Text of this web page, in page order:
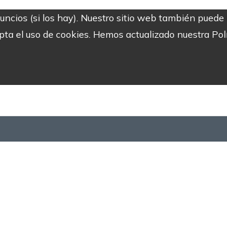
(si los hay). Nuestro sitio web también puede
el uso de cookies. Hemos actualizado nuestra